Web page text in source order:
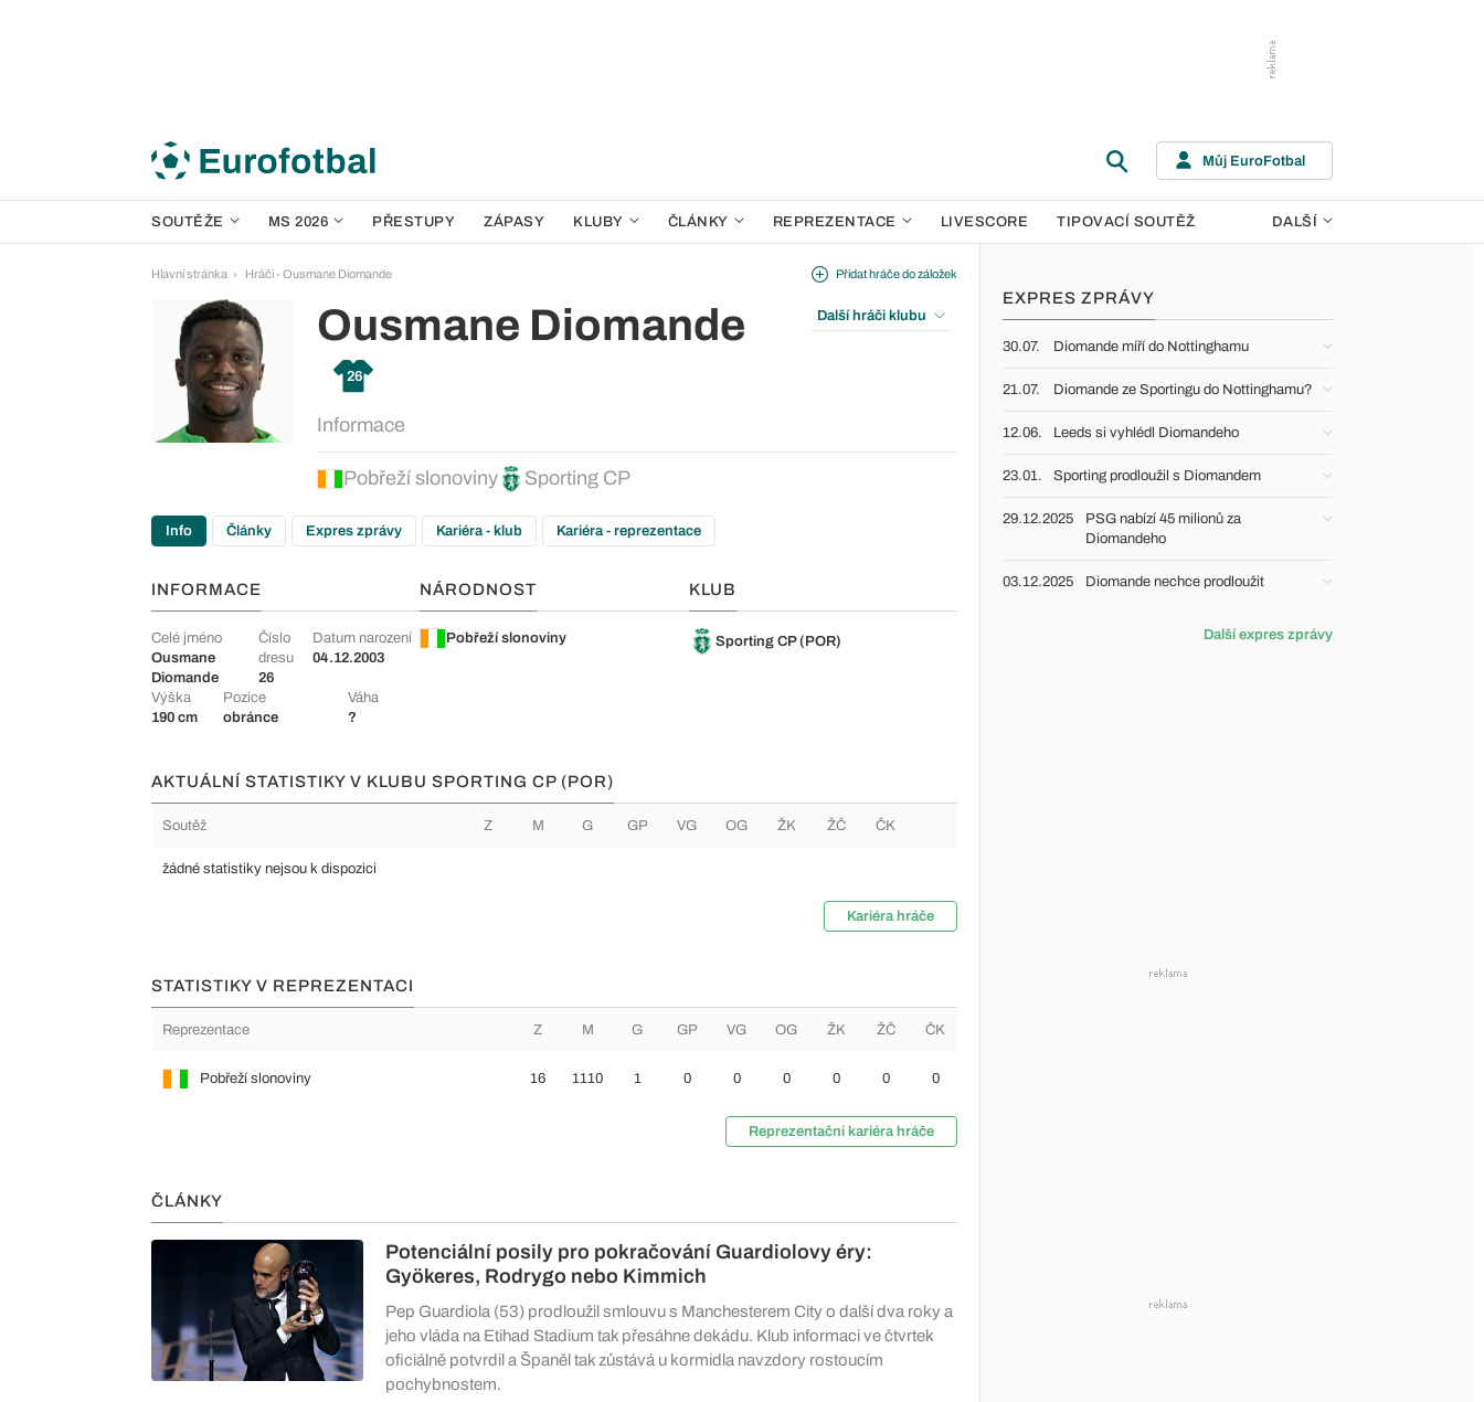
Můj EuroFotbal
SOUTĚŽE MS 2026 PŘESTUPY ZÁPASY KLUBY ČLÁNKY REPREZENTACE LIVESCORE TIPOVACÍ SOUTĚŽ DALŠÍ
Hlavní stránka Hráči - Ousmane Diomande
Ousmane Diomande
26
Informace
Pobřeží slonoviny Sporting CP
Přidat hráče do záložek
Další hráči klubu
Info Články Expres zprávy Kariéra - klub Kariéra - reprezentace
INFORMACE
Celé jméno
Ousmane
Diomande
Číslo
dresu
26
Datum narození
04.12.2003
Výška
190 cm
Pozice
obránce
Váha
?
NÁRODNOST
Pobřeží slonoviny
KLUB
Sporting CP (POR)
AKTUÁLNÍ STATISTIKY V KLUBU SPORTING CP (POR)
Soutěž Z M G GP VG OG ŽK ŽČ ČK
žádné statistiky nejsou k dispozici
Kariéra hráče
STATISTIKY V REPREZENTACI
Reprezentace Z M G GP VG OG ŽK ŽČ ČK
Pobřeží slonoviny 16 1110 1 0 0 0 0 0 0
Reprezentační kariéra hráče
ČLÁNKY
Potenciální posily pro pokračování Guardiolovy éry:
Gyökeres, Rodrygo nebo Kimmich
Pep Guardiola (53) prodloužil smlouvu s Manchesterem City o další dva roky a
jeho vláda na Etihad Stadium tak přesáhne dekádu. Klub informaci ve čtvrtek
oficiálně potvrdil a Španěl tak zůstává u kormidla navzdory rostoucím
pochybnostem.
EXPRES ZPRÁVY
30.07. Diomande míří do Nottinghamu
21.07. Diomande ze Sportingu do Nottinghamu?
12.06. Leeds si vyhlédl Diomandeho
23.01. Sporting prodloužil s Diomandem
29.12.2025
PSG nabízí 45 milionů za
Diomandeho
03.12.2025 Diomande nechce prodloužit
Další expres zprávy